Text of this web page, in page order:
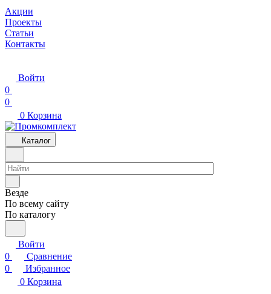
Акции
Проекты
Статьи
Контакты
Войти
0
0
0 Корзина
Каталог
Везде
По всему сайту
По каталогу
Войти
0
Сравнение
0
Избранное
0 Корзина